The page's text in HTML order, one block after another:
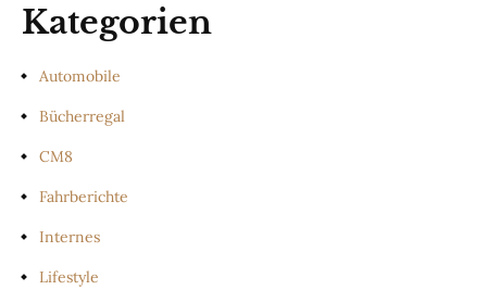
Kategorien
Automobile
Bücherregal
CM8
Fahrberichte
Internes
Lifestyle